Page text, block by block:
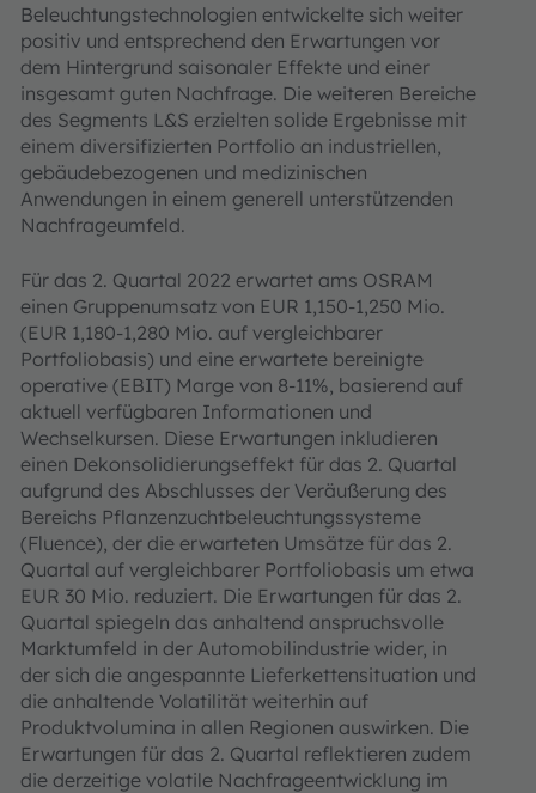
Beleuchtungs­technologien entwickelte sich weiter
positiv und entsprechend den Erwartungen vor
dem Hintergrund saisonaler Effekte und einer
insgesamt guten Nachfrage. Die weiteren Bereiche
des Segments L&S erzielten solide Ergebnisse mit
einem diversifizierten Portfolio an industriellen,
gebäudebezogenen und medizinischen
Anwendungen in einem generell unterstützenden
Nachfrageumfeld.
Für das 2. Quartal 2022 erwartet ams OSRAM
einen Gruppenumsatz von EUR 1,150-1,250 Mio.
(EUR 1,180-1,280 Mio. auf vergleichbarer
Portfoliobasis) und eine erwartete bereinigte
operative (EBIT) Marge von 8-11%, basierend auf
aktuell verfügbaren Informationen und
Wechselkursen. Diese Erwartungen inkludieren
einen Dekonsolidierungseffekt für das 2. Quartal
aufgrund des Abschlusses der Veräußerung des
Bereichs Pflanzenzuchtbeleuchtungssysteme
(Fluence), der die erwarteten Umsätze für das 2.
Quartal auf vergleichbarer Portfoliobasis um etwa
EUR 30 Mio. reduziert. Die Erwartungen für das 2.
Quartal spiegeln das anhaltend anspruchsvolle
Marktumfeld in der Automobilindustrie wider, in
der sich die angespannte Lieferkettensituation und
die anhaltende Volatilität weiterhin auf
Produktvolumina in allen Regionen auswirken. Die
Erwartungen für das 2. Quartal reflektieren zudem
die derzeitige volatile Nachfrageentwicklung im